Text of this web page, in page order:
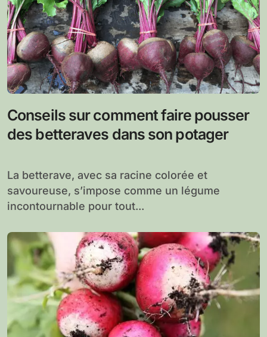
Conseils sur comment faire pousser
des betteraves dans son potager
La betterave, avec sa racine colorée et
savoureuse, s’impose comme un légume
incontournable pour tout...